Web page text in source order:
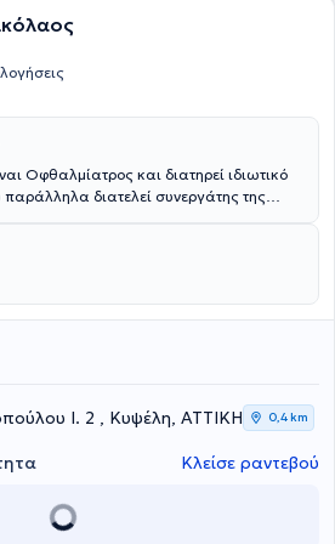
Οφθαλμίατρος και διατηρεί ιδιωτικό
παράλληλα διατελεί συνεργάτης της
πτυχιούχος της Ιατρικής Σχολής του
Πανεπιστημίου Αθηνών και
πρόσθιου ημιμορίου (καταράκτη,
διαθλαστικών ανωμαλιών με χρήση
έργο, με ανακοινώσεις σε ιατρικά
εξωτερικό.
Ι. 2 , Κυψέλη, ΑΤΤΙΚΗ 0,4 km
Κλείσε ραντεβού